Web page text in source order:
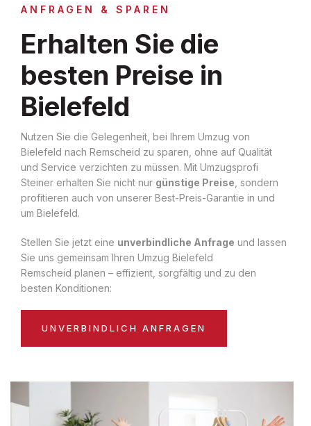
ANFRAGEN & SPAREN
Erhalten Sie die
besten Preise in
Bielefeld
Nutzen Sie die Gelegenheit, bei Ihrem Umzug von
Bielefeld nach Remscheid zu sparen, ohne auf Qualität
und Service verzichten zu müssen. Mit Umzugsprofi
Steiner erhalten Sie nicht nur günstige Preise , sondern
profitieren auch von unserer Best-Preis-Garantie in und
um Bielefeld.
Stellen Sie jetzt eine unverbindliche Anfrage und lassen
Sie uns gemeinsam Ihren Umzug Bielefeld
Remscheid planen – effizient, sorgfältig und zu den
besten Konditionen:
UNVERBINDLICH ANFRAGEN